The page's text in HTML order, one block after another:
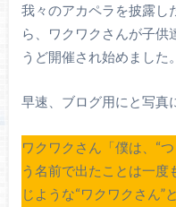
我々のアカペラを披露し
ら、ワクワクさんが子供
うど開催され始めました。
早速、ブログ用にと写真
ワクワクさん「僕は、“
う名前で出たことは一度
じような“ワクワクさん”